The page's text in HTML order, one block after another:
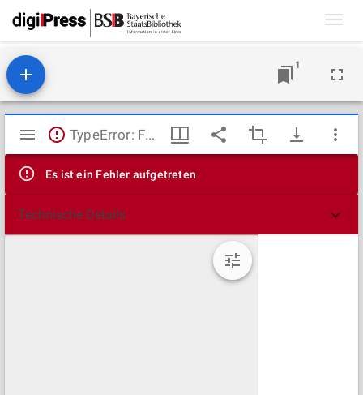
1
Mirador
Viewer
TypeError: Failed to fetch
Es ist ein Fehler aufgetreten
Technische Details